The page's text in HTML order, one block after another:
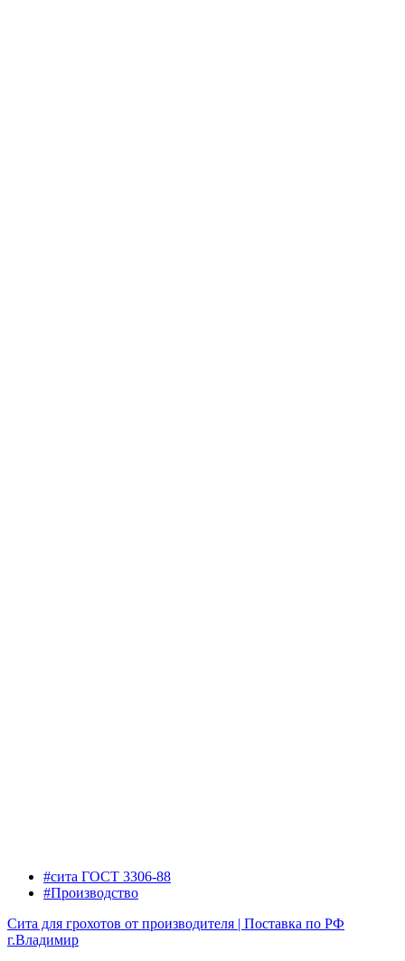
#сита ГОСТ 3306-88
#Производство
Сита для грохотов от производителя | Поставка по РФ
г.Владимир